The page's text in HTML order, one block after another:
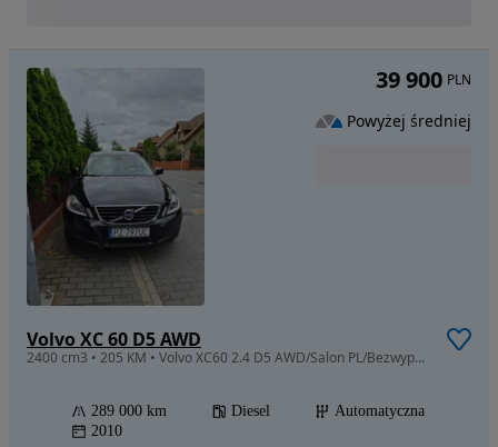
Volvo XC 60 D5 AWD
2400 cm3 • 205 KM • Volvo XC60 2.4 D5 AWD/Salon PL/Bezwypadkowy/Serwisowany/Skóry/Automat
289 000 km Diesel
Automatyczna
2010
39 900 PLN
Powyżej średniej